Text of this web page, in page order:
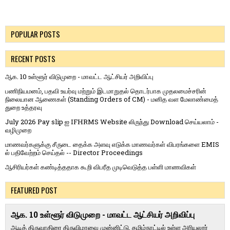
POPULAR POSTS
RECENT POSTS
ஆக. 10 உள்ளூர் விடுமுறை - மாவட்ட ஆட்சியர் அறிவிப்பு
பணிநியமனம், பதவி உயர்வு மற்றும் இடமாறுதல் தொடர்பாக முதலமைச்சரின்
நிலையான ஆணைகள் (Standing Orders of CM) - மனித வள மேலாண்மைத்
துறை உத்தரவு
July 2026 Pay slip ஐ IFHRMS Website லிருந்து Download செய்யலாம் -
வழிமுறை
மாணவர்களுக்கு சீருடை தைக்க அளவு எடுக்க மாணவர்கள் விபரங்களை EMIS
ல் பதிவேற்றம் செய்தல் -- Director Proceedings
ஆசிரியர்கள் கண்டித்ததாக கூறி விபரீத முடிவெடுத்த பள்ளி மாணவிகள்
FEATURED POST
ஆக. 10 உள்ளூர் விடுமுறை - மாவட்ட ஆட்சியர் அறிவிப்பு
ஆடித் திருவாதிரை திருவிழாவை முன்னிட்டு, தமிழ்நாட்டில் உள்ள அரியலூர்